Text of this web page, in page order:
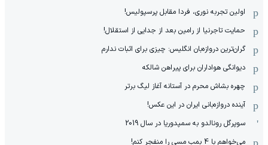
اولین تجربه نوری، فردا مقابل پرسپولیس!
حمایت تاجرنیا از رامین بعد از جدایی از استقلال!
گران‌ترین دروازه‌بان انگلیس: چیزی برای اثبات ندارم
دیوانگی هواداران برای پیراهن شالکه
چهره بشاش محرم در آستانه آغاز لیگ برتر
آینده دروازه‌بانی ایران در این عکس!
سوپرگل رونالدو به سمپدوریا در سال 2019
می‌خواهم با 4 بمب مسی را منفجر کنم!